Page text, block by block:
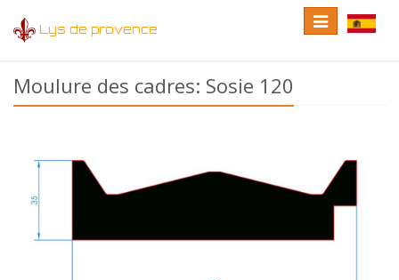
Lys de provence
Toggle
language
Toggle
navigation
Moulure des cadres: Sosie 120